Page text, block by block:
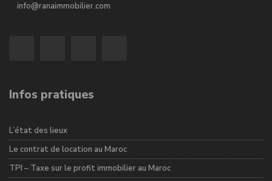
info@ranaimmobilier.com
Infos pratiques
L’état des lieux
Le contrat de location au Maroc
TPI – Taxe sur le profit immobilier au Maroc